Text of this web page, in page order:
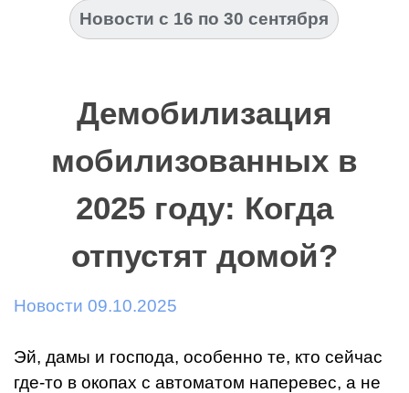
Новости с 16 по 30 сентября
Демобилизация
мобилизованных в
2025 году: Когда
отпустят домой?
Новости 09.10.2025
Эй, дамы и господа, особенно те, кто сейчас
где-то в окопах с автоматом наперевес, а не